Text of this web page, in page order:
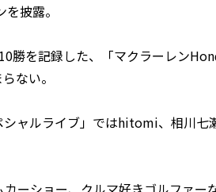
披露。
勝を記録した、「マクラーレン
ない。
ャルライブ」ではhitomi、相川七